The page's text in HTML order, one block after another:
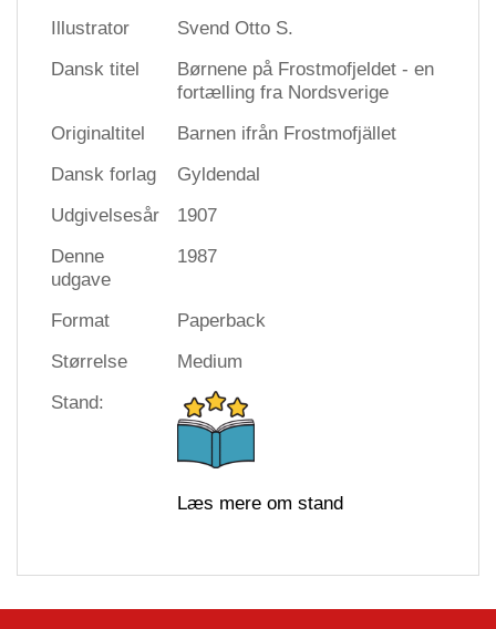
Illustrator
Svend Otto S.
Dansk titel
Børnene på Frostmofjeldet - en
fortælling fra Nordsverige
Originaltitel
Barnen ifrån Frostmofjället
Dansk forlag
Gyldendal
Udgivelsesår
1907
Denne
udgave
1987
Format
Paperback
Størrelse
Medium
Stand:
Læs mere om stand